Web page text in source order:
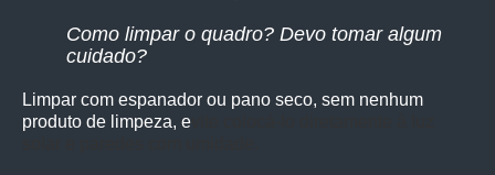
Como limpar o quadro? Devo tomar algum
cuidado?
Limpar com espanador ou pano seco, sem nenhum
produto de limpeza, e